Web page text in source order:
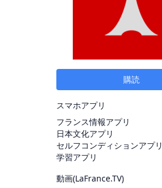
購読
スマホアプリ
フランス情報アプリ
日本文化アプリ
セルフコンディションアプリ
学習アプリ
動画(LaFrance.TV)